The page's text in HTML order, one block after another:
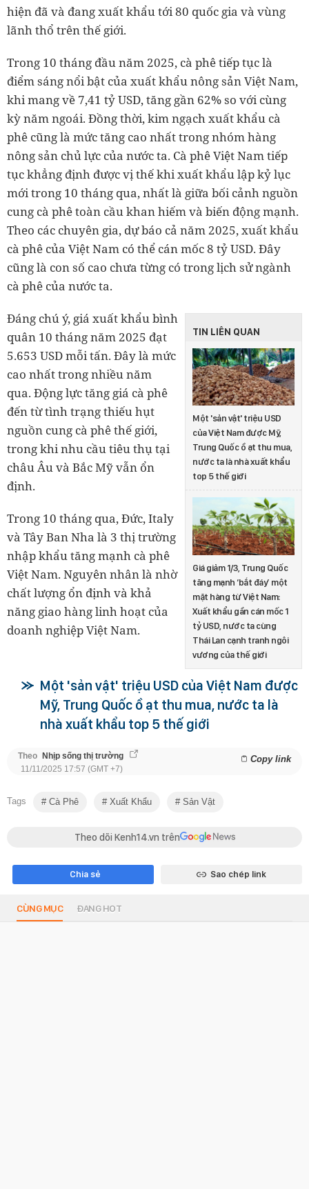
hiện đã và đang xuất khẩu tới 80 quốc gia và vùng
lãnh thổ trên thế giới.
Trong 10 tháng đầu năm 2025, cà phê tiếp tục là
điểm sáng nổi bật của xuất khẩu nông sản Việt Nam,
khi mang về 7,41 tỷ USD, tăng gần 62% so với cùng
kỳ năm ngoái. Đồng thời, kim ngạch xuất khẩu cà
phê cũng là mức tăng cao nhất trong nhóm hàng
nông sản chủ lực của nước ta. Cà phê Việt Nam tiếp
tục khẳng định được vị thế khi xuất khẩu lập kỷ lục
mới trong 10 tháng qua, nhất là giữa bối cảnh nguồn
cung cà phê toàn cầu khan hiếm và biến động mạnh.
Theo các chuyên gia, dự báo cả năm 2025, xuất khẩu
cà phê của Việt Nam có thể cán mốc 8 tỷ USD. Đây
cũng là con số cao chưa từng có trong lịch sử ngành
cà phê của nước ta.
TIN LIÊN QUAN
Một 'sản vật' triệu USD
của Việt Nam được Mỹ,
Trung Quốc ồ ạt thu mua,
nước ta là nhà xuất khẩu
top 5 thế giới
Giá giảm 1/3, Trung Quốc
tăng mạnh ‘bắt đáy’ một
mặt hàng từ Việt Nam:
Xuất khẩu gần cán mốc 1
tỷ USD, nước ta cùng
Thái Lan cạnh tranh ngôi
vương của thế giới
Đáng chú ý, giá xuất khẩu bình
quân 10 tháng năm 2025 đạt
5.653 USD mỗi tấn. Đây là mức
cao nhất trong nhiều năm
qua. Động lực tăng giá cà phê
đến từ tình trạng thiếu hụt
nguồn cung cà phê thế giới,
trong khi nhu cầu tiêu thụ tại
châu Âu và Bắc Mỹ vẫn ổn
định.
Trong 10 tháng qua, Đức, Italy
và Tây Ban Nha là 3 thị trường
nhập khẩu tăng mạnh cà phê
Việt Nam. Nguyên nhân là nhờ
chất lượng ổn định và khả
năng giao hàng linh hoạt của
doanh nghiệp Việt Nam.
Một 'sản vật' triệu USD của Việt Nam được
Mỹ, Trung Quốc ồ ạt thu mua, nước ta là
nhà xuất khẩu top 5 thế giới
Theo Nhịp sống thị trường Copy link
11/11/2025 17:57 (GMT +7)
Tags Cà Phê Xuất Khẩu Sản Vật
Theo dõi Kenh14.vn trên
Chia sẻ Sao chép link
CÙNG MỤC ĐANG HOT